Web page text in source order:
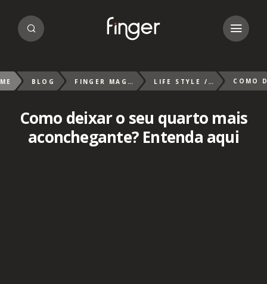
BLOG FINGER MAGAZIN LIFE STYLE / MINDFULLNESS
Como deixar o seu quarto mais
aconchegante? Entenda aqui